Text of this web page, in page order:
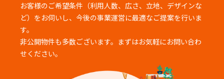
お客様のご希望条件（利用人数、広さ、立地、デザインな
ど）をお伺いし、 今後の事業運営に最適なご提案を行いま
す。
非公開物件も多数ございます。まずはお気軽にお問い合わ
せください。